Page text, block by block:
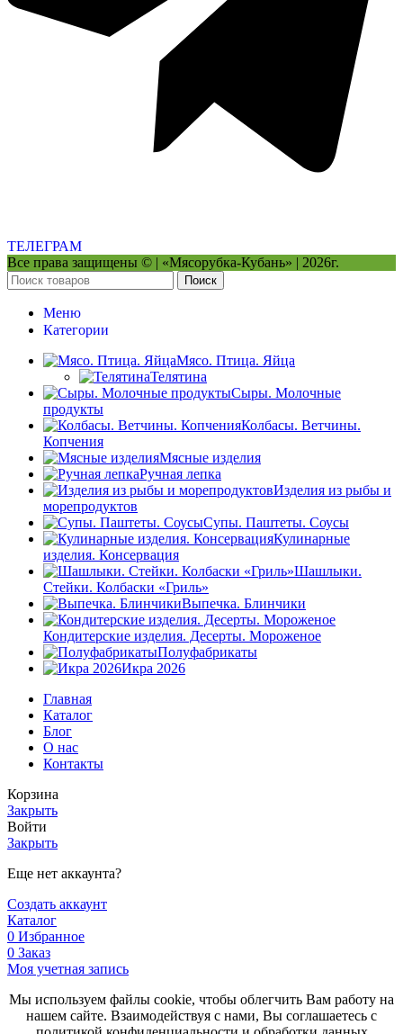
ТЕЛЕГРАМ
Все права защищены © | «Мясорубка-Кубань» | 2026г.
Поиск
Меню
Категории
Мясо. Птица. Яйца
Телятина
Сыры. Молочные
продукты
Колбасы. Ветчины.
Копчения
Мясные изделия
Ручная лепка
Изделия из рыбы и
морепродуктов
Супы. Паштеты. Соусы
Кулинарные
изделия. Консервация
Шашлыки.
Стейки. Колбаски «Гриль»
Выпечка. Блинчики
Кондитерские изделия. Десерты. Мороженое
Полуфабрикаты
Икра 2026
Главная
Каталог
Блог
О нас
Контакты
Корзина
Закрыть
Войти
Закрыть
Еще нет аккаунта?
Создать аккаунт
Каталог
0 Избранное
0 Заказ
Моя учетная запись
Мы используем файлы cookie, чтобы облегчить Вам работу на
нашем сайте. Взаимодействуя с нами, Вы соглашаетесь с